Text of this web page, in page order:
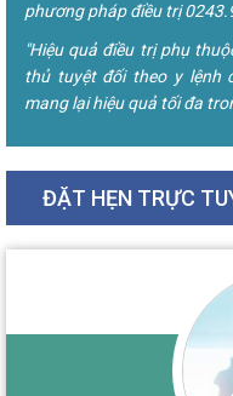
phương pháp điều trị
"Hiệu quả điều trị phụ
thủ tuyệt đối theo y lệnh
mang lại hiệu quả tối đa
ĐẶT HẸN TRỰC